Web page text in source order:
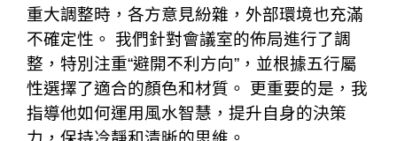
重大調整時，各方意見紛雜，外部環境也充滿
不確定性。 我們針對會議室的佈局進行了調
整，特別注重“避開不利方向”，並根據五行屬
性選擇了適合的顏色和材質。 更重要的是，我
指導他如何運用風水智慧，提升自身的決策